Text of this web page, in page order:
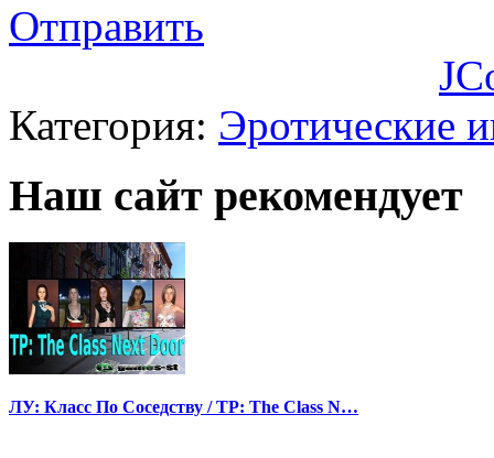
Отправить
Категория: Эротические
Наш сайт рекомендует
ЛУ: Класс По Соседству / TP: The Class N…